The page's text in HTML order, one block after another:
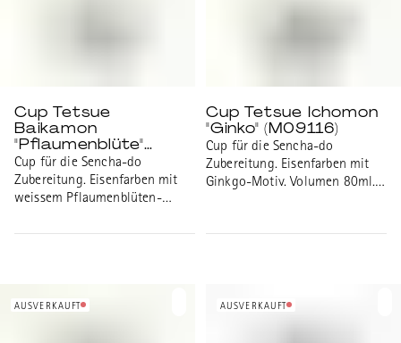
Cup Tetsue
Baikamon
"Pflaumenblüte"
(M09114)
Cup für die Sencha-do
Zubereitung. Eisenfarben mit
weissem Pflaumenblüten-
Durchmesser 70mm Höhe
Cup Tetsue Ichomon
"Ginko" (M09116)
Cup für die Sencha-do
Zubereitung. Eisenfarben mit
Ginkgo-Motiv. Volumen 80ml.
AUSVERKAUFT AUSVERKAUFT